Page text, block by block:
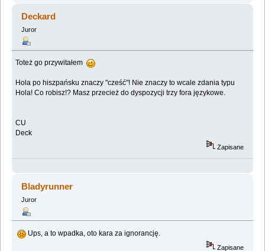
Deckard
Juror
Toteż go przywitałem
Hola po hiszpańsku znaczy "cześć"! Nie znaczy to wcale zdania typu
Hola! Co robisz!? Masz przecież do dyspozycji trzy fora językowe.
CU
Deck
Zapisane
Bladyrunner
Juror
Ups, a to wpadka, oto kara za ignorancję.
Zapisane